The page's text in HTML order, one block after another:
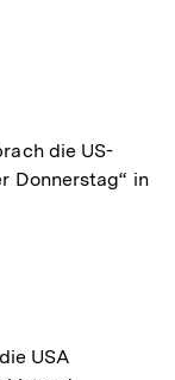
die US-
Donnerstag“ in
USA